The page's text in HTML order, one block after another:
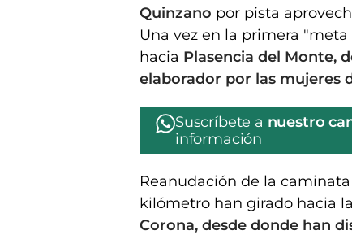
Quinzano por pista
Una vez en la primera
hacia Plasencia del Monte,
elaborador por las mujeres
Suscríbete a nuestro
información
Reanudación de la
kilómetro han girado hacia
Corona, desde donde han